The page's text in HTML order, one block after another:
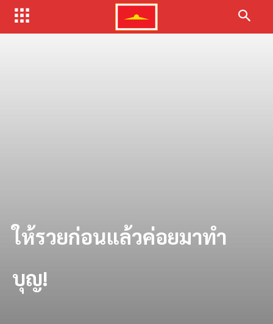
ให้รวยก่อนแล้วค่อยมาทํา
บุญ!